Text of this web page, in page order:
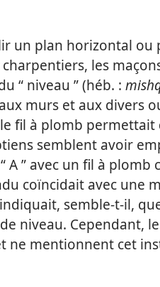
un plan horizontal ou
les
“ niveau ” (héb. :
murs et aux divers
fil à plomb permettait
semblent avoir
A ” avec un fil à plomb
coïncidait avec une
semble-t-il,
niveau. Cependant,
ne mentionnent cet